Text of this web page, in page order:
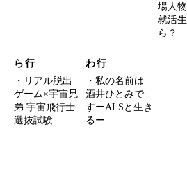
場人
就活
ら？
ら行
リアル脱出
ゲーム×宇宙兄
弟 宇宙飛行士
選抜試験
わ行
私の名前は
酒井ひとみで
すーALSと生き
るー